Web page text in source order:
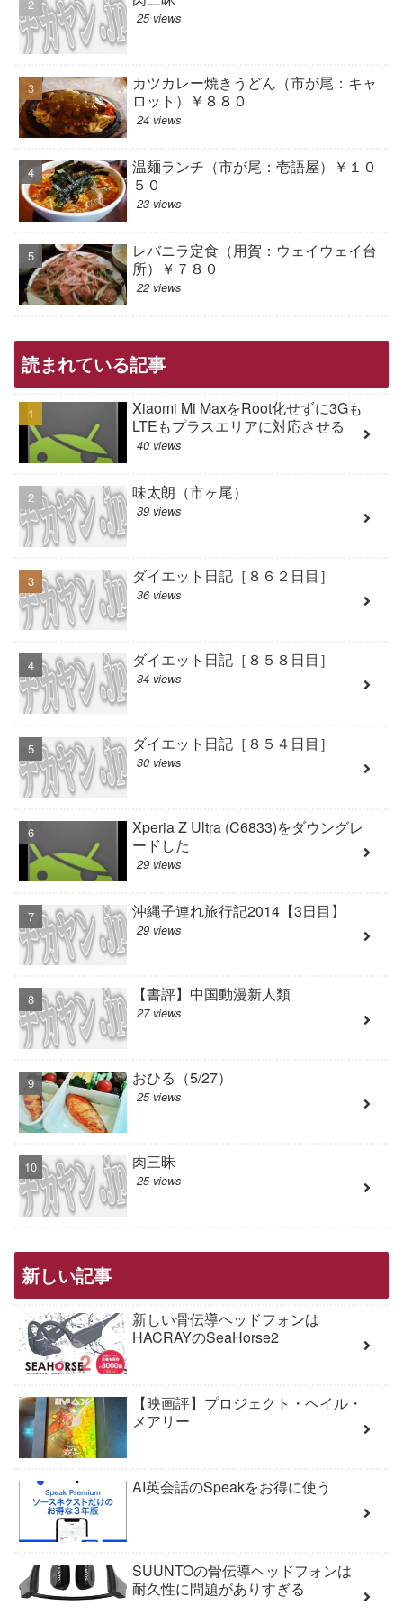
25 views
カツカレー焼きうどん（市が尾：キャ
ロット）￥８８０
24 views
温麺ランチ（市が尾：壱語屋）￥１０
５０
23 views
レバニラ定食（用賀：ウェイウェイ台
所）￥７８０
22 views
読まれている記事
Xiaomi Mi MaxをRoot化せずに3Gも
LTEもプラスエリアに対応させる
40 views
味太朗（市ヶ尾）
39 views
ダイエット日記［８６２日目］
36 views
ダイエット日記［８５８日目］
34 views
ダイエット日記［８５４日目］
30 views
Xperia Z Ultra (C6833)をダウングレ
ードした
29 views
沖縄子連れ旅行記2014【3日目】
29 views
【書評】中国動漫新人類
27 views
おひる（5/27）
25 views
肉三昧
25 views
新しい記事
新しい骨伝導ヘッドフォンは
HACRAYのSeaHorse2
【映画評】プロジェクト・ヘイル・
メアリー
AI英会話のSpeakをお得に使う
SUUNTOの骨伝導ヘッドフォンは
耐久性に問題がありすぎる